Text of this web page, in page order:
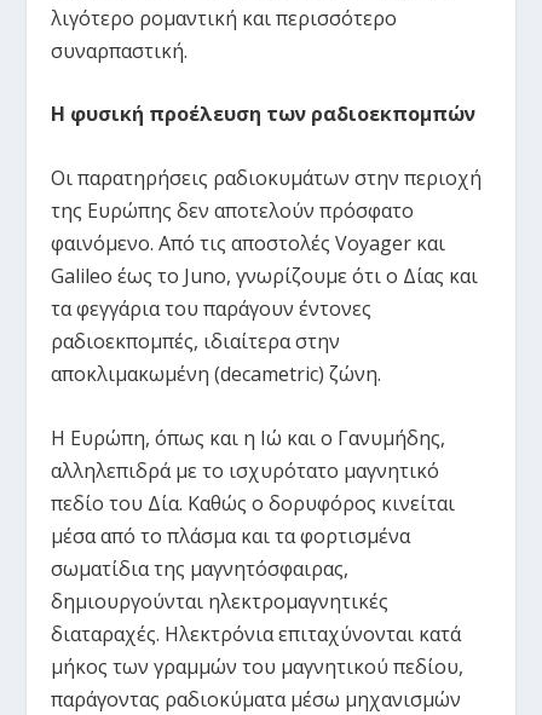
λιγότερο ρομαντική και περισσότερο
συναρπαστική.
Η φυσική προέλευση των ραδιοεκπομπών
Οι παρατηρήσεις ραδιοκυμάτων στην περιοχή
της Ευρώπης δεν αποτελούν πρόσφατο
φαινόμενο. Από τις αποστολές Voyager και
Galileo έως το Juno, γνωρίζουμε ότι ο Δίας και
τα φεγγάρια του παράγουν έντονες
ραδιοεκπομπές, ιδιαίτερα στην
αποκλιμακωμένη (decametric) ζώνη.
Η Ευρώπη, όπως και η Ιώ και ο Γανυμήδης,
αλληλεπιδρά με το ισχυρότατο μαγνητικό
πεδίο του Δία. Καθώς ο δορυφόρος κινείται
μέσα από το πλάσμα και τα φορτισμένα
σωματίδια της μαγνητόσφαιρας,
δημιουργούνται ηλεκτρομαγνητικές
διαταραχές. Ηλεκτρόνια επιταχύνονται κατά
μήκος των γραμμών του μαγνητικού πεδίου,
παράγοντας ραδιοκύματα μέσω μηχανισμών